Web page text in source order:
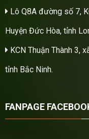
Lô Q8A đường số 7,
Huyện Đức Hòa, tỉnh
KCN Thuận Thành 3,
tỉnh Bắc Ninh.
FANPAGE